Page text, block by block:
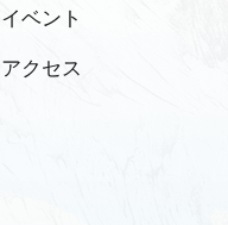
イベント
アクセス